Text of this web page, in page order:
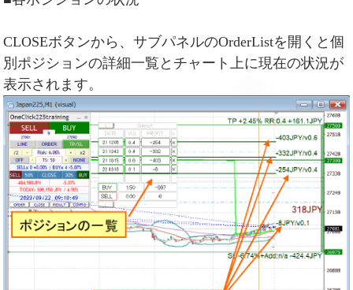
CLOSEボタンから、サブパネルのOrderListを開くと個
別ポジションの詳細一覧とチャート上に現在の状況が
表示されます。